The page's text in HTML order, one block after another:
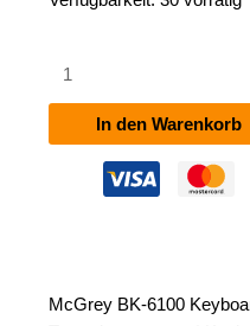
BK-
Keyboard
Menge
In den Warenkorb
McGrey BK-6100